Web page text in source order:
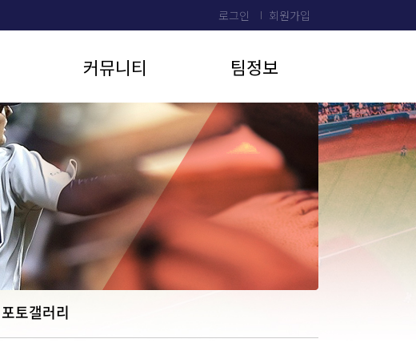
로그인 회원가입
커뮤니티 팀정보
포토갤러리